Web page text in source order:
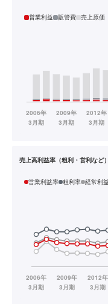
営業利益 販管費 売上原価
売上高利益率（粗利・営利など）
営業利益率 粗利率 経常利